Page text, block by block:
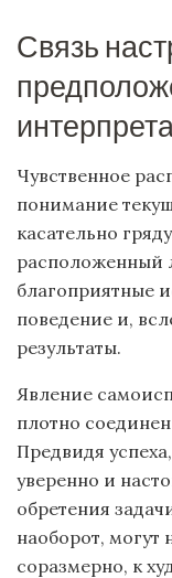
Связь
Чувственное
понимание
касательно
расположенный
благоприятные
поведение и,
результаты.
Явление
плотно
Предвидя
уверенно и
обретения
наоборот,
соразмерно, к